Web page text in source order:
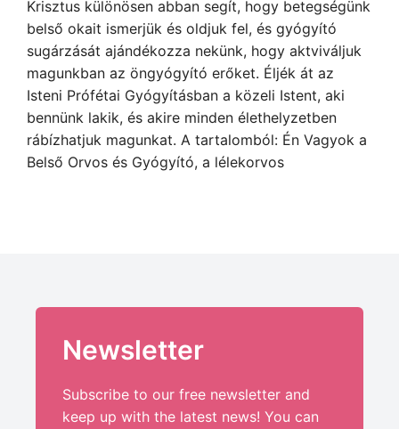
Krisztus különösen abban segít, hogy betegségünk
belső okait ismerjük és oldjuk fel, és gyógyító
sugárzását ajándékozza nekünk, hogy aktviváljuk
magunkban az öngyógyító erőket. Éljék át az
Isteni Prófétai Gyógyításban a közeli Istent, aki
bennünk lakik, és akire minden élethelyzetben
rábízhatjuk magunkat. A tartalomból: Én Vagyok a
Belső Orvos és Gyógyító, a lélekorvos
Newsletter
Subscribe to our free newsletter and
keep up with the latest news! You can